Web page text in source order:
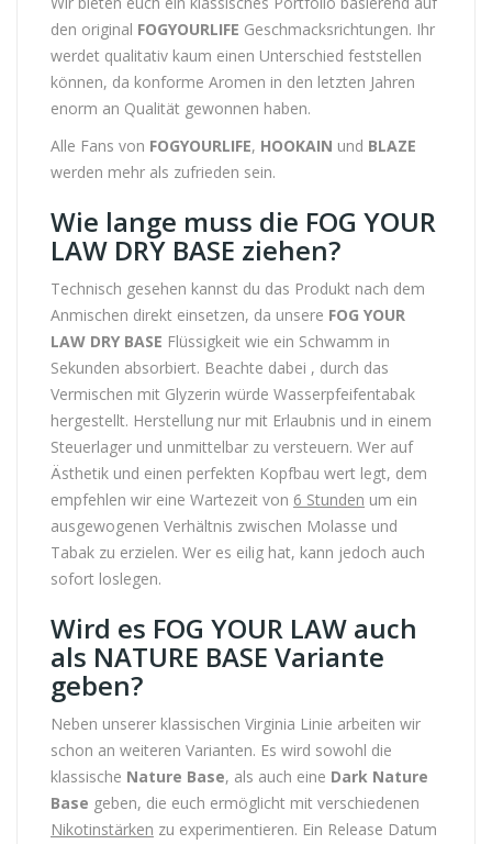
den original FOGYOURLIFE Geschmacksrichtungen. Ihr
werdet qualitativ kaum einen Unterschied feststellen
können, da konforme Aromen in den letzten Jahren
enorm an Qualität gewonnen haben.
Alle Fans von FOGYOURLIFE, HOOKAIN und BLAZE
werden mehr als zufrieden sein.
Wie lange muss die FOG YOUR
LAW DRY BASE ziehen?
Technisch gesehen kannst du das Produkt nach dem
Anmischen direkt einsetzen, da unsere FOG YOUR
LAW DRY BASE Flüssigkeit wie ein Schwamm in
Sekunden absorbiert. Beachte dabei , durch das
Vermischen mit Glyzerin würde Wasserpfeifentabak
hergestellt. Herstellung nur mit Erlaubnis und in einem
Steuerlager und unmittelbar zu versteuern. Wer auf
Ästhetik und einen perfekten Kopfbau wert legt, dem
empfehlen wir eine Wartezeit von 6 Stunden um ein
ausgewogenen Verhältnis zwischen Molasse und
Tabak zu erzielen. Wer es eilig hat, kann jedoch auch
sofort loslegen.
Wird es FOG YOUR LAW auch
als NATURE BASE Variante
geben?
Neben unserer klassischen Virginia Linie arbeiten wir
schon an weiteren Varianten. Es wird sowohl die
klassische Nature Base, als auch eine Dark Nature
Base geben, die euch ermöglicht mit verschiedenen
Nikotinstärken zu experimentieren. Ein Release Datum